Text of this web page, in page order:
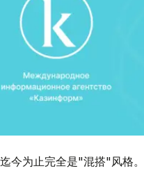
今为止完全是"混搭"风格